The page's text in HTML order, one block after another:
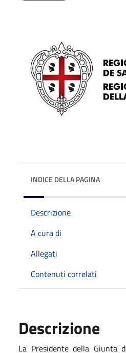
INDICE DELLA PAGINA
Descrizione
A cura di
Allegati
Contenuti correlati
Descrizione
La Presidente della Giunta